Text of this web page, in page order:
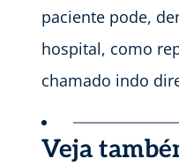
paciente pode,
hospital, como
chamado indo
Veja